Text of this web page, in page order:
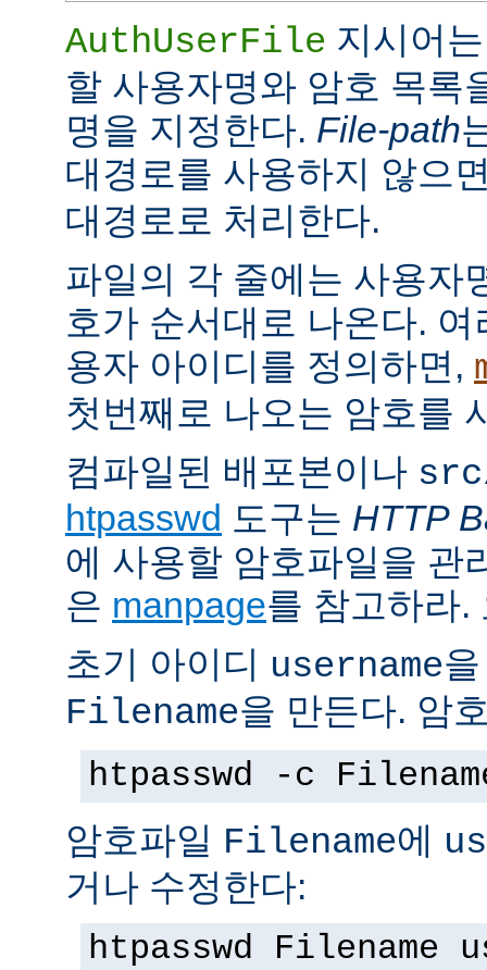
AuthUserFile 지시어
할 사용자명와 암호 목록
명을 지정한다. File-path
대경로를 사용하지 않으
대경로로 처리한다.
파일의 각 줄에는 사용자
호가 순서대로 나온다.
용자 아이디를 정의하면,
첫번째로 나오는 암호를
컴파일된 배포본이나
htpasswd 도구는 HTTP
에 사용할 암호파일을 관
은 manpage를 참고하라.
초기 아이디 username
Filename을 만든다. 암
htpasswd -c
암호파일 Filename에
거나 수정한다:
htpasswd Filename